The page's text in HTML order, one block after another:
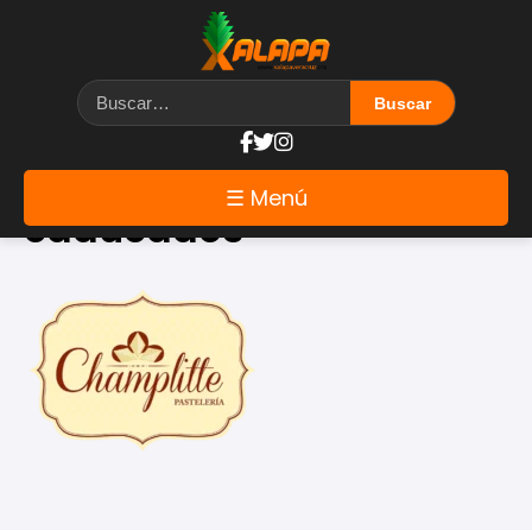
☰ Menú
Etiqueta: pasteles
caducados